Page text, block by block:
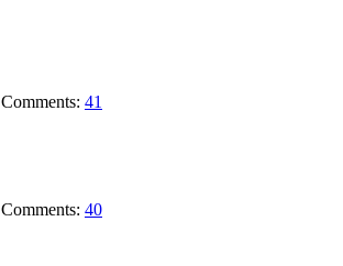
Comments: 41
Comments: 40